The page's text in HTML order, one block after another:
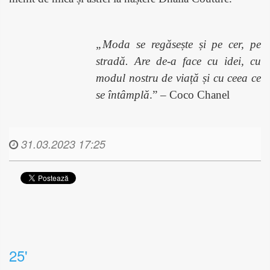
„Moda se regăsește și pe cer, pe
stradă. Are de-a face cu idei, cu
modul nostru de viață și cu ceea ce
se întâmplă.” – Coco Chanel
31.03.2023 17:25
25'